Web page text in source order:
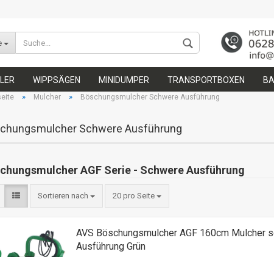
Wohnort
WIPPSÄGEN MINIDUMPER TRANSPORTBOXEN
» Mulcher » Böschungsmulcher Schwere Ausführung
Schwere Ausführung
AGF Serie - Schwere Ausführung
Sortieren nach 20 pro Seite
AVS Böschungsmulcher AGF 160cm Mulcher
Ausführung Grün